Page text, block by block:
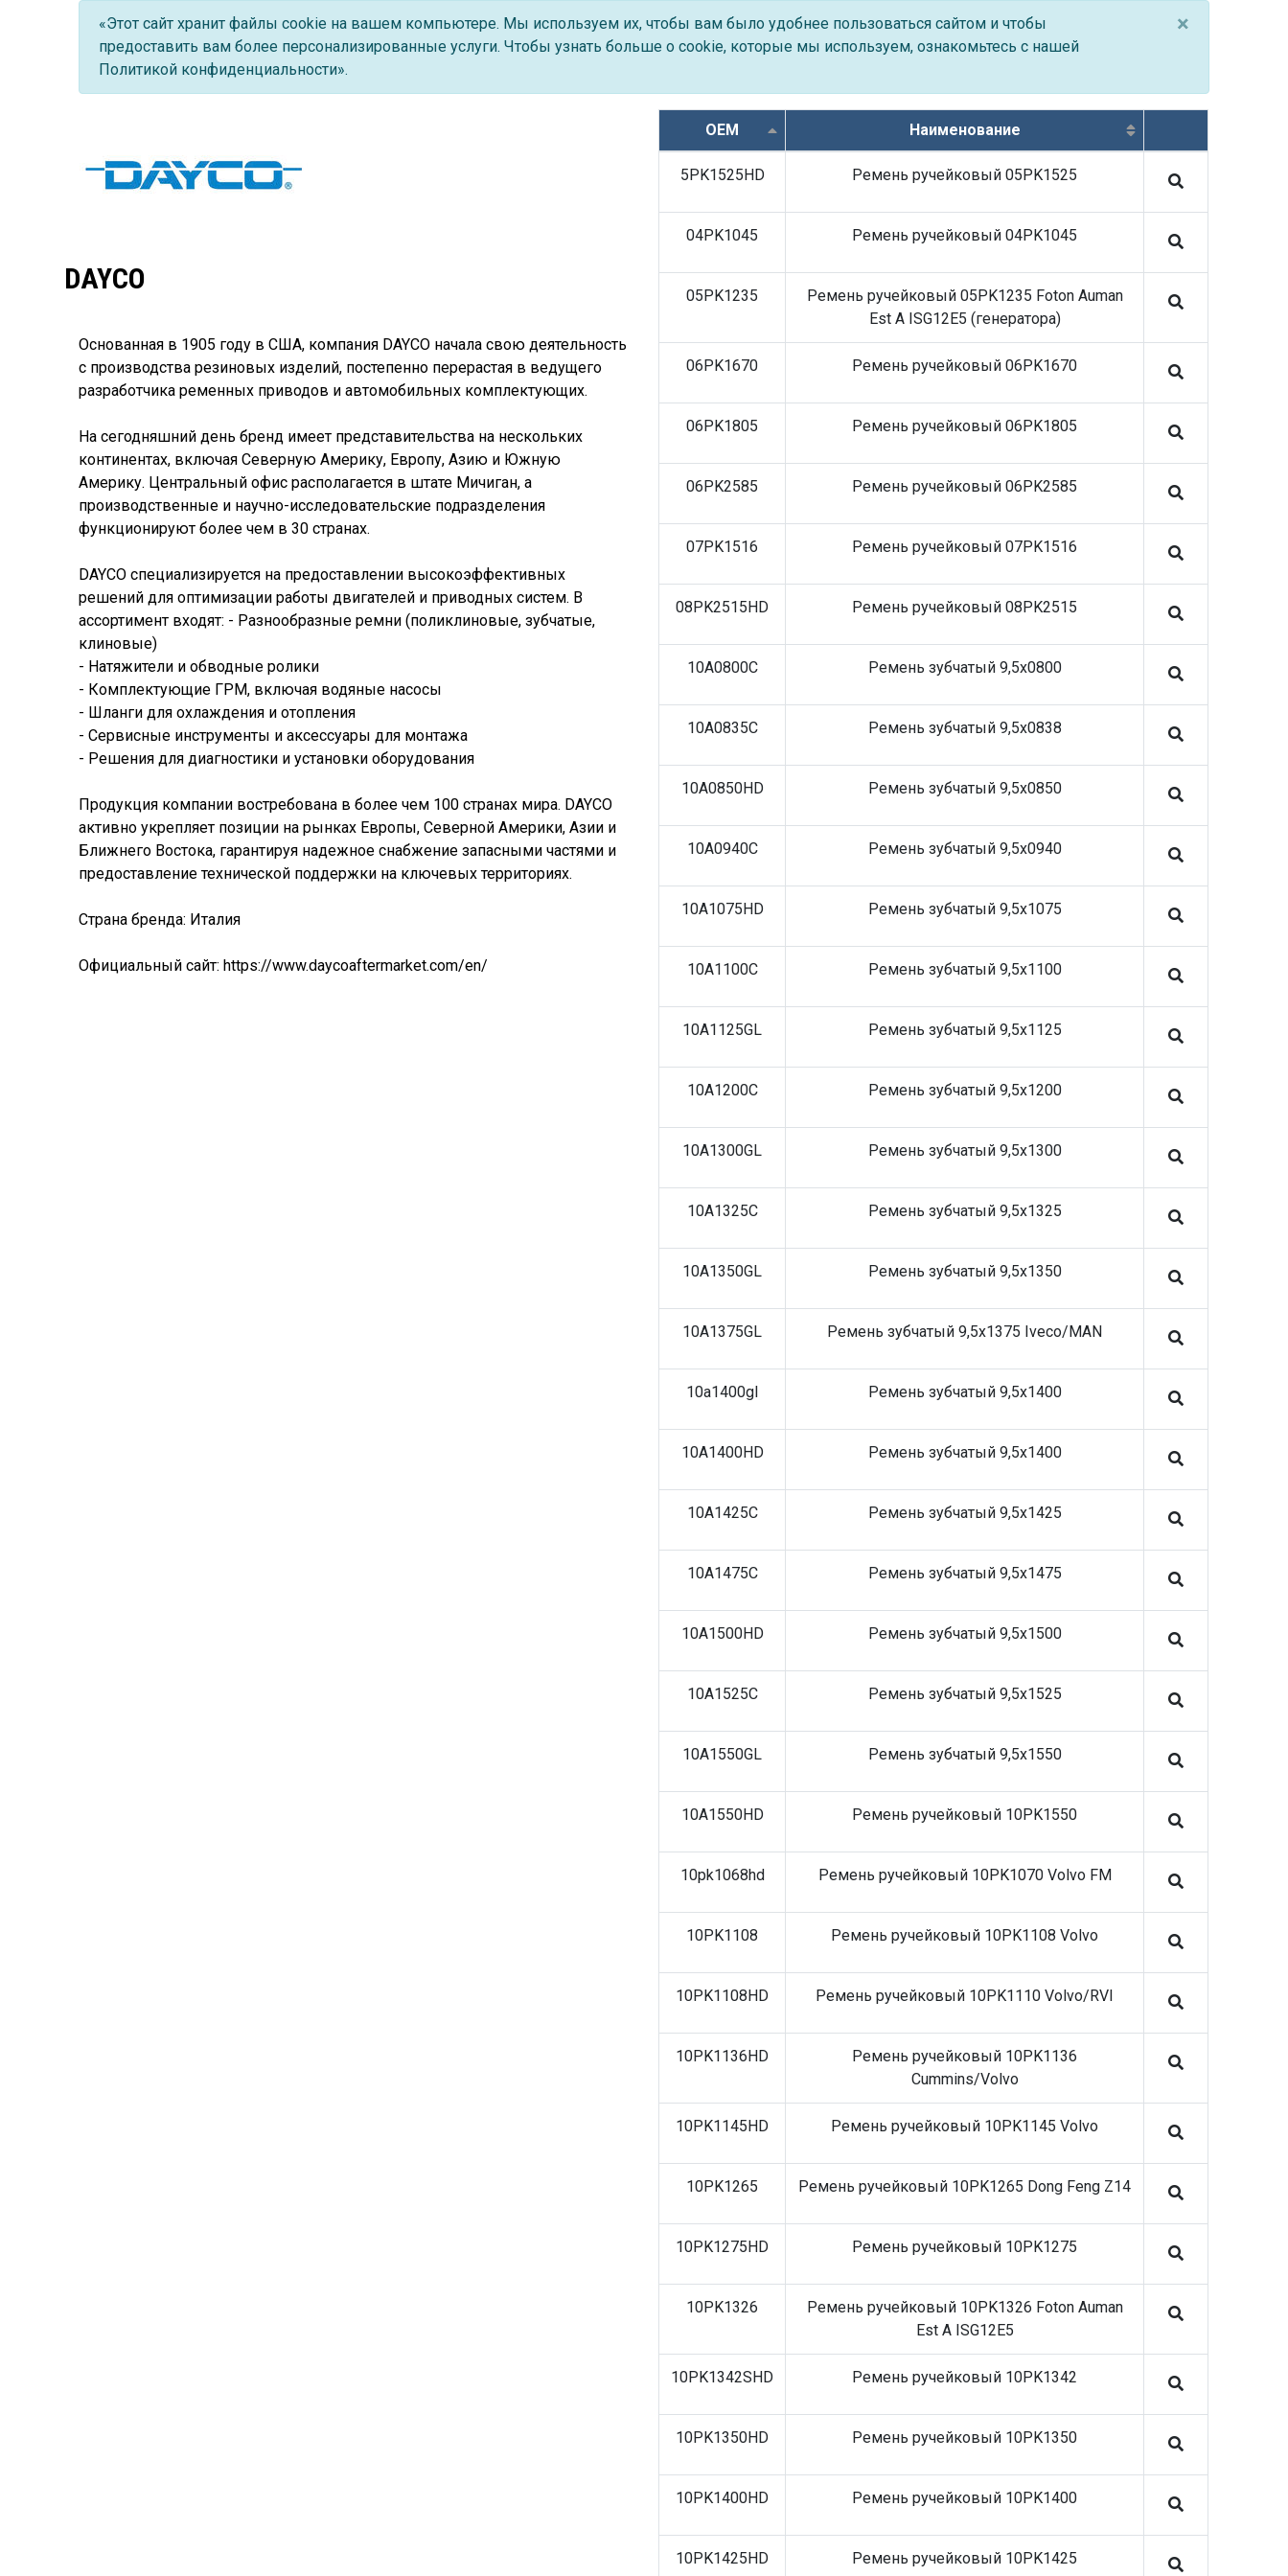
подшипники и ступицы
коммерческий транспорт
05.03.26 SHEFT Колодки тормозные
09.12.25 Stellox запасные части на
коммерческий транспорт
диски, корзины, подшипники
30.06.26 SE-M
03.06.26 ROSTAR запасные части на
коммерческий транспорт
коммерческий транспорт
20.05.26 Stellox запасные части на
30.06.26 SE-M
14.05.26 SHEFT Фильтры воздушные,
масляные, топливные, осушителя и
09.04.26 SHEFT Колодки тормозные
03.06.26 ROSTAR запасные части на
масляные, топливные, осушителя и
05.01.26 SHEFT Подшипники, блок-
28.05.26 Stellox запасные части на
коммерческий транспорт
05.03.26 SHEFT Колодки тормозные
18.11.25 Stellox запасные части на
«Этот сайт хранит файлы cookie на вашем компьютере. Мы используем их, чтобы вам было удобнее пользоваться сайтом и чтобы
предоставить вам более персонализированные услуги. Чтобы узнать больше о cookie, которые мы используем, ознакомьтесь с нашей
Политикой конфиденциальности».
×
DAYCO
Основанная в 1905 году в США, компания DAYCO начала свою деятельность
с производства резиновых изделий, постепенно перерастая в ведущего
разработчика ременных приводов и автомобильных комплектующих.
На сегодняшний день бренд имеет представительства на нескольких
континентах, включая Северную Америку, Европу, Азию и Южную
Америку. Центральный офис располагается в штате Мичиган, а
производственные и научно-исследовательские подразделения
функционируют более чем в 30 странах.
DAYCO специализируется на предоставлении высокоэффективных
решений для оптимизации работы двигателей и приводных систем. В
ассортимент входят: - Разнообразные ремни (поликлиновые, зубчатые,
клиновые)
- Натяжители и обводные ролики
- Комплектующие ГРМ, включая водяные насосы
- Шланги для охлаждения и отопления
- Сервисные инструменты и аксессуары для монтажа
- Решения для диагностики и установки оборудования
Продукция компании востребована в более чем 100 странах мира. DAYCO
активно укрепляет позиции на рынках Европы, Северной Америки, Азии и
Ближнего Востока, гарантируя надежное снабжение запасными частями и
предоставление технической поддержки на ключевых территориях.
Страна бренда: Италия
Официальный сайт:https://www.daycoaftermarket.com/en/
OEM Наименование
5PK1525HD Ремень ручейковый 05PK1525
04PK1045 Ремень ручейковый 04PK1045
05PK1235
Ремень ручейковый 05PK1235 Foton Auman
Est A ISG12E5 (генератора)
06PK1670 Ремень ручейковый 06PK1670
06PK1805 Ремень ручейковый 06PK1805
06PK2585 Ремень ручейковый 06PK2585
07PK1516 Ремень ручейковый 07PK1516
08PK2515HD Ремень ручейковый 08PK2515
10A0800C Ремень зубчатый 9,5x0800
10A0835C Ремень зубчатый 9,5x0838
10A0850HD Ремень зубчатый 9,5x0850
10A0940C Ремень зубчатый 9,5x0940
10A1075HD Ремень зубчатый 9,5x1075
10A1100C Ремень зубчатый 9,5x1100
10A1125GL Ремень зубчатый 9,5x1125
10A1200C Ремень зубчатый 9,5x1200
10A1300GL Ремень зубчатый 9,5x1300
10A1325C Ремень зубчатый 9,5x1325
10A1350GL Ремень зубчатый 9,5x1350
10A1375GL Ремень зубчатый 9,5x1375 Iveco/MAN
10a1400gl Ремень зубчатый 9,5x1400
10A1400HD Ремень зубчатый 9,5x1400
10A1425C Ремень зубчатый 9,5x1425
10A1475C Ремень зубчатый 9,5x1475
10A1500HD Ремень зубчатый 9,5x1500
10A1525C Ремень зубчатый 9,5x1525
10A1550GL Ремень зубчатый 9,5x1550
10A1550HD Ремень ручейковый 10PK1550
10pk1068hd Ремень ручейковый 10PK1070 Volvo FM
10PK1108 Ремень ручейковый 10PK1108 Volvo
10PK1108HD Ремень ручейковый 10PK1110 Volvo/RVI
10PK1136HD
Ремень ручейковый 10PK1136
Cummins/Volvo
10PK1145HD Ремень ручейковый 10PK1145 Volvo
10PK1265 Ремень ручейковый 10PK1265 Dong Feng Z14
10PK1275HD Ремень ручейковый 10PK1275
10PK1326
Ремень ручейковый 10PK1326 Foton Auman
Est A ISG12E5
10PK1342SHD Ремень ручейковый 10PK1342
10PK1350HD Ремень ручейковый 10PK1350
10PK1400HD Ремень ручейковый 10PK1400
10PK1425HD Ремень ручейковый 10PK1425